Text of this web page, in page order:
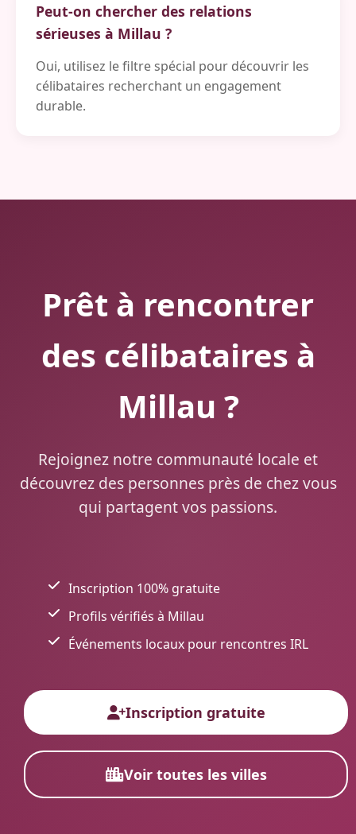
Peut-on chercher des relations
sérieuses à Millau ?
Oui, utilisez le filtre spécial pour découvrir les
célibataires recherchant un engagement
durable.
Prêt à rencontrer
des célibataires à
Millau ?
Rejoignez notre communauté locale et
découvrez des personnes près de chez vous
qui partagent vos passions.
Inscription 100% gratuite
Profils vérifiés à Millau
Événements locaux pour rencontres IRL
Inscription gratuite
Voir toutes les villes